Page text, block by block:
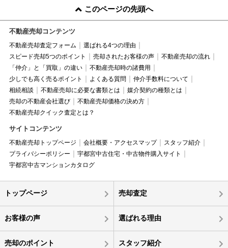
このページの先頭へ
不動産売却コンテンツ
不動産売却査定フォーム
選ばれる4つの理由
スピード売却5つのポイント
売却されたお客様の声
不動産売却の流れ
「仲介」と「買取」の違い
不動産売却時の諸費用
少しでも高く売るポイント
よくある質問
仲介手数料について
相続相談
不動産売却に必要な書類とは
媒介契約の種類とは
売却の不動産会社選び
不動産売却価格の決め方
不動産売却クイック査定とは？
サイトコンテンツ
不動産売却トップページ 会社概要・アクセスマップ
スタッフ紹介
プライバシーポリシー
宇都宮中古住宅・中古物件購入サイト
宇都宮中古マンションカタログ
トップページ 売却査定
お客様の声 選ばれる理由
売却のポイント スタッフ紹介